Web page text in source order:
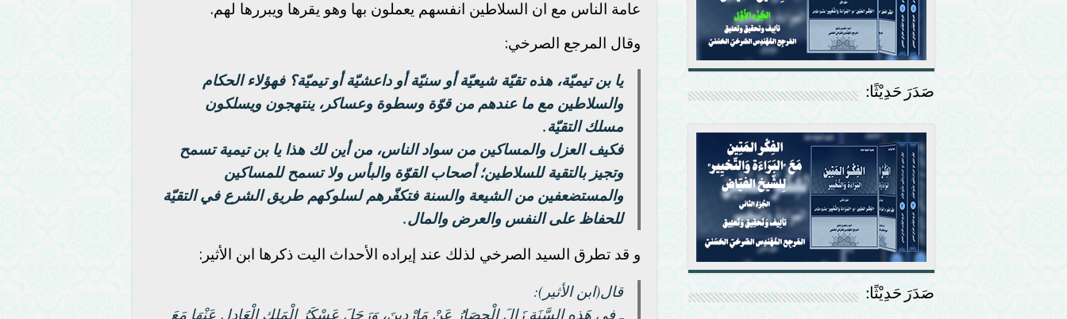
عامة الناس مع ان السلاطين انفسهم يعملون بها وهو يقرها ويبررها لهم.
وقال المرجع الصرخي:
يا بن تيميّة، هذه تقيّة شيعيّة أو سنيّة أو داعشيّة أو تيميّة؟ فهؤلاء الحكام
والسلاطين مع ما عندهم من قوّة وسطوة وعساكر، ينتهجون ويسلكون
مسلك التقيّة.
فكيف العزل والمساكين من سواد الناس، من أين لك هذا يا بن تيمية تسمح
وتجيز بالتقية للسلاطين؛ أصحاب القوّة والبأس ولا تسمح للمساكين
والمستضعفين من الشيعة والسنة فتكفّرهم لسلوكهم طريق الشرع في التقيّة
للحفاظ على النفس والعرض والمال.
و قد تطرق السيد الصرخي لذلك عند إيراده الأحداث اليت ذكرها ابن الأثير:
قال(ابن الأثير):
ـ فِي هَذِهِ السَّنَةِ زَالَ الْحِصَارُ عَنْ مَارْدِينَ، وَرَحَلَ عَسْكَرُ الْمَلِكِ الْعَادِلِ عَنْهَا مَعَ
صَدَرَ حَدِيْثًا:
صَدَرَ حَدِيْثًا: